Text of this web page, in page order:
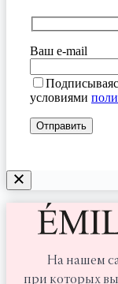
Ваш e-mail
условиями
На нашем
при которых